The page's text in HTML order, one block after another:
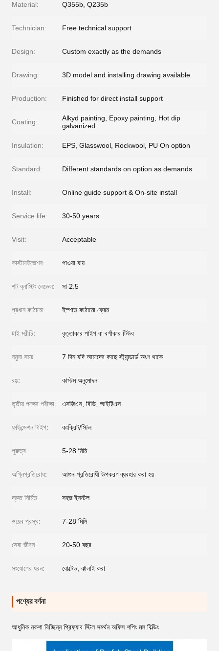
Material: Q355b, Q235b
Technician: Free technical support
Design: Custom exactly as the demands
Drawing: 3D model and installing drawing available
Production: Finished for direct install support
Coating:
Alkyd painting, Epoxy painting, Hot dip
galvanized
Insulation: EPS, Glasswool, Rockwool, PU On option
Standard: Different standards on option as demands
Install: Online guide support & On-site install
Service life: 30-50 years
Visit: Acceptable
কাস্টমাইজেশন: পাওয়া যায়
শট ব্লাস্টিং লেভেল: সা 2.5
প্রধান কাঠামো: ইস্পাত কাঠামো ফ্রেম
টাই মরীচি: বৃত্তাকার পাইপ বা বর্গাকার টিউব
নমুনা সময়: 7 দিন যদি আমাদের কাছে স্ট্যান্ডার্ড অংশ থাকে
রঙ: কাস্টম অনুমোদন
তৃতীয় পক্ষের পরীক্ষা: এসজিএস, বিভি, আইটিএস
ফাউন্ডেশন টাইপ: কংক্রিট/স্টিল
পুরুত্ব: 5-28 মিমি
অগ্নিপ্রতিরোধ: আগুন-প্রতিরোধী উপকরণ ব্যবহার করা হয়
দ্রুত নির্মিত: সহজ ইনস্টল
ওয়েব প্রস্থ: 7-28 মিমি
সেবা জীবন: 20-50 বছর
সংযোগের ধরন: বোল্টেড, ঝালাই করা
পণ্যের বর্ণনা
আধুনিক নকশা বিচ্ছিন্ন প্রিফ্যাব স্টিল সমর্থন অফিস শপিং মল বিল্ডিং